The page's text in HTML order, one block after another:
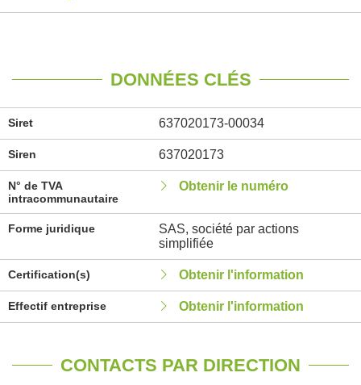
DONNÉES CLÉS
Siret 637020173-00034
Siren 637020173
N° de TVA
intracommunautaire
Obtenir le numéro
Forme juridique
SAS, société par actions
simplifiée
Certification(s) Obtenir l'information
Effectif entreprise Obtenir l'information
CONTACTS PAR DIRECTION